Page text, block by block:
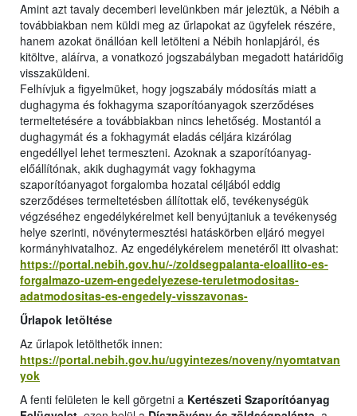
Amint azt tavaly decemberi levelünkben már jeleztük, a Nébih a
továbbiakban nem küldi meg az űrlapokat az ügyfelek részére,
hanem azokat önállóan kell letölteni a Nébih honlapjáról, és
kitöltve, aláírva, a vonatkozó jogszabályban megadott határidőig
visszaküldeni.
Felhívjuk a figyelmüket, hogy jogszabály módosítás miatt a
dughagyma és fokhagyma szaporítóanyagok szerződéses
termeltetésére a továbbiakban nincs lehetőség. Mostantól a
dughagymát és a fokhagymát eladás céljára kizárólag
engedéllyel lehet termeszteni. Azoknak a szaporítóanyag-
előállítónak, akik dughagymát vagy fokhagyma
szaporítóanyagot forgalomba hozatal céljából eddig
szerződéses termeltetésben állítottak elő, tevékenységük
végzéséhez engedélykérelmet kell benyújtaniuk a tevékenység
helye szerinti, növénytermesztési hatáskörben eljáró megyei
kormányhivatalhoz. Az engedélykérelem menetéről itt olvashat:
https://portal.nebih.gov.hu/-/zoldsegpalanta-eloallito-es-
forgalmazo-uzem-engedelyezese-teruletmodositas-
adatmodositas-es-engedely-visszavonas-
Űrlapok letöltése
Az űrlapok letölthetők innen:
https://portal.nebih.gov.hu/ugyintezes/noveny/nyomtatvan
yok
A fenti felületen le kell görgetni a Kertészeti Szaporítóanyag